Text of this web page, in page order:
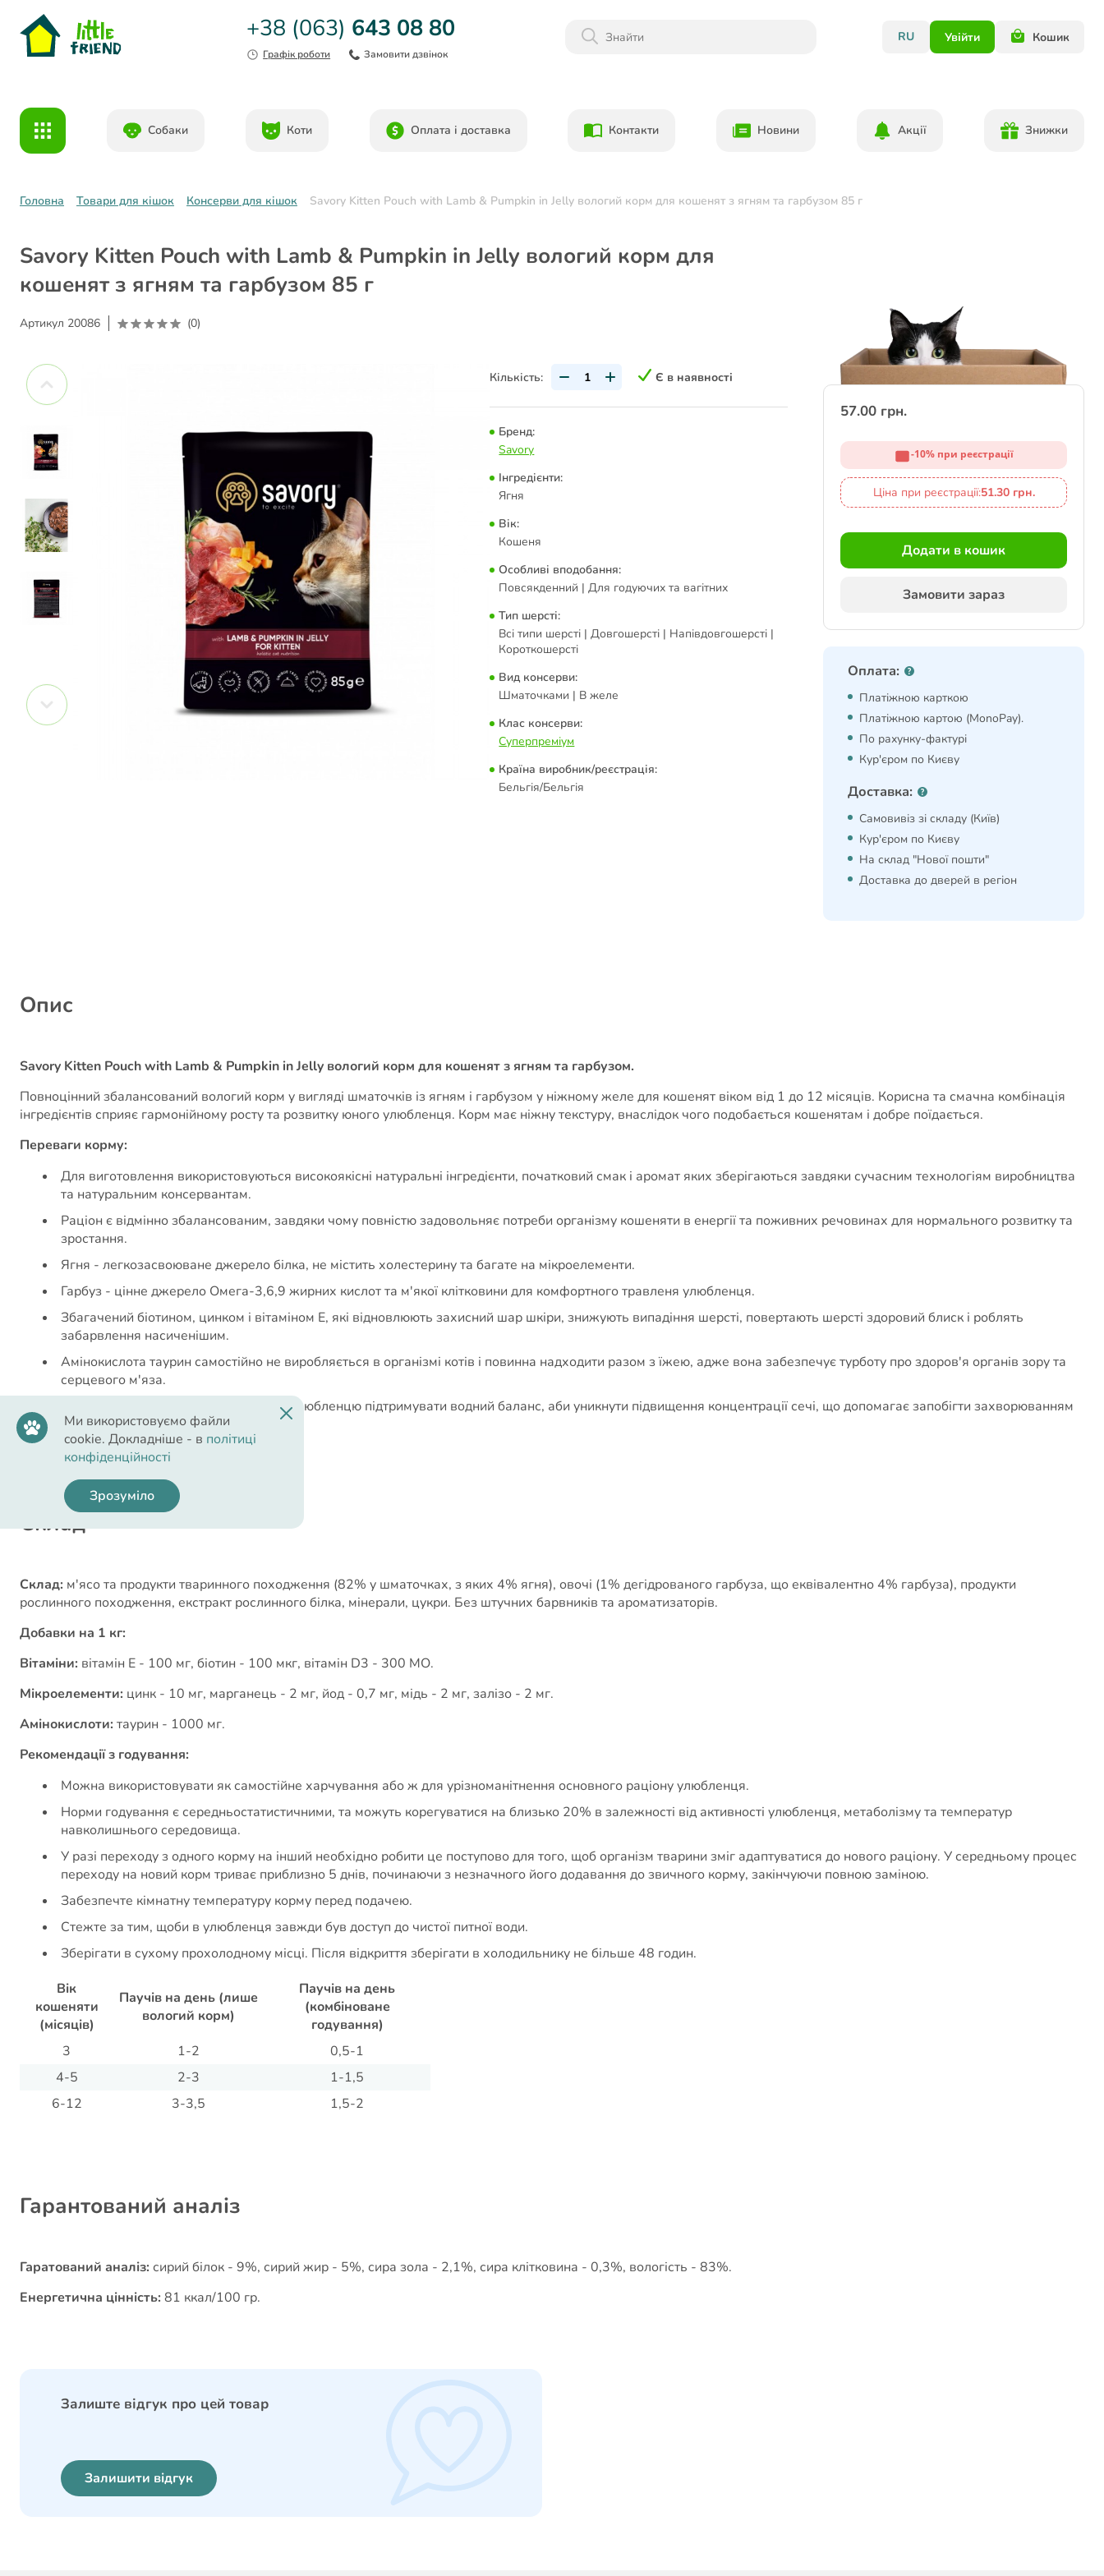
Даруємо 1000гр на бонусний рахунок при реєстрації!)
+38 (063) 643 08 80
Графік роботи Замовити дзвінок
RU Увійти Кошик
Собаки Коти Оплата і доставка Контакти Новини Акції Знижки
Головна Товари для кішок Консерви для кішок Savory Kitten Pouch with Lamb & Pumpkin in Jelly вологий корм для кошенят з ягням та гарбузом 85 г
Savory Kitten Pouch with Lamb & Pumpkin in Jelly вологий корм для
кошенят з ягням та гарбузом 85 г
Артикул 20086 (0)
Кількість: Є в наявності
Бренд:
Savory
Інгредієнти:
Ягня
Вік:
Кошеня
Особливі вподобання:
Повсякденний | Для годуючих та вагітних
Тип шерсті:
Всі типи шерсті | Довгошерсті | Напівдовгошерсті |
Короткошерсті
Вид консерви:
Шматочками | В желе
Клас консерви:
Суперпреміум
Країна виробник/реєстрація:
Бельгія/Бельгія
57.00 грн.
-10% при реєстрації
Ціна при реєстрації:51.30 грн.
Додати в кошик
Замовити зараз
Оплата:
Платіжною карткою
Платіжною картою (MonoPay).
По рахунку-фактурі
Кур'єром по Києву
Доставка:
Самовивіз зі складу (Київ)
Кур'єром по Києву
На склад "Нової пошти"
Доставка до дверей в регіон
Опис
Savory Kitten Pouch with Lamb & Pumpkin in Jelly вологий корм для кошенят з ягням та гарбузом.
Повноцінний збалансований вологий корм у вигляді шматочків із ягням і гарбузом у ніжному желе для кошенят віком від 1 до 12 місяців. Корисна та смачна комбінація
інгредієнтів сприяє гармонійному росту та розвитку юного улюбленця. Корм має ніжну текстуру, внаслідок чого подобається кошенятам і добре поїдається.
Переваги корму:
Для виготовлення використовуються високоякісні натуральні інгредієнти, початковий смак і аромат яких зберігаються завдяки сучасним технологіям виробництва
та натуральним консервантам.
Раціон є відмінно збалансованим, завдяки чому повністю задовольняє потреби організму кошеняти в енергії та поживних речовинах для нормального розвитку та
зростання.
Ягня - легкозасвоюване джерело білка, не містить холестерину та багате на мікроелементи.
Гарбуз - цінне джерело Омега-3,6,9 жирних кислот та м'якої клітковини для комфортного травленя улюбленця.
Збагачений біотином, цинком і вітаміном Е, які відновлюють захисний шар шкіри, знижують випадіння шерсті, повертають шерсті здоровий блиск і роблять
забарвлення насиченішим.
Амінокислота таурин самостійно не виробляється в організмі котів і повинна надходити разом з їжею, адже вона забезпечує турботу про здоров'я органів зору та
серцевого м'яза.
Висока вологість раціону допомагає улюбленцю підтримувати водний баланс, аби уникнути підвищення концентрації сечі, що допомагає запобігти захворюванням
сечовивідних шляхів.
Cклад
Склад: м'ясо та продукти тваринного походження (82% у шматочках, з яких 4% ягня), овочі (1% дегідрованого гарбуза, що еквівалентно 4% гарбуза), продукти
рослинного походження, екстракт рослинного білка, мінерали, цукри. Без штучних барвників та ароматизаторів.
Добавки на 1 кг:
Вітаміни: вітамін Е - 100 мг, біотин - 100 мкг, вітамін D3 - 300 МО.
Мікроелементи: цинк - 10 мг, марганець - 2 мг, йод - 0,7 мг, мідь - 2 мг, залізо - 2 мг.
Амінокислоти: таурин - 1000 мг.
Рекомендації з годування:
Можна використовувати як самостійне харчування або ж для урізноманітнення основного раціону улюбленця.
Норми годування є середньостатистичними, та можуть корегуватися на близько 20% в залежності від активності улюбленця, метаболізму та температур
навколишнього середовища.
У разі переходу з одного корму на інший необхідно робити це поступово для того, щоб організм тварини зміг адаптуватися до нового раціону. У середньому процес
переходу на новий корм триває приблизно 5 днів, починаючи з незначного його додавання до звичного корму, закінчуючи повною заміною.
Забезпечте кімнатну температуру корму перед подачею.
Стежте за тим, щоби в улюбленця завжди був доступ до чистої питної води.
Зберігати в сухому прохолодному місці. Після відкриття зберігати в холодильнику не більше 48 годин.
Вік
кошеняти
(місяців)
Паучів на день (лише
вологий корм)
Паучів на день
(комбіноване
годування)
3
1-2
0,5-1
4-5
2-3
1-1,5
6-12
3-3,5 1,5-2
Гарантований аналіз
Гаратований аналіз: сирий білок - 9%, сирий жир - 5%, сира зола - 2,1%, сира клітковина - 0,3%, вологість - 83%.
Енергетична цінність: 81 ккал/100 гр.
Залиште відгук про цей товар
Залишити відгук
Ми використовуємо файли
cookie. Докладніше - в політиці
конфіденційності
Зрозуміло